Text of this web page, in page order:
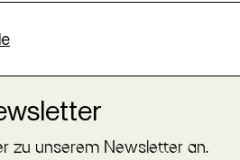
zu unserem Newsletter an.